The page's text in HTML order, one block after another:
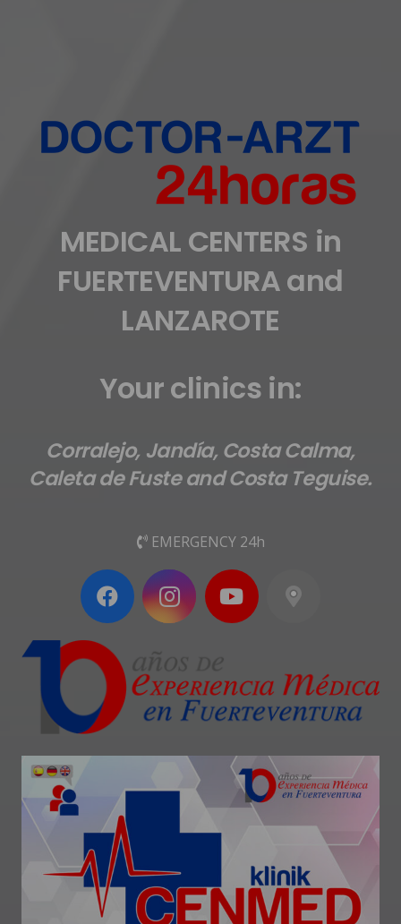
MEDICAL CENTERS in
FUERTEVENTURA and
LANZAROTE
Your clinics in:
Corralejo, Jandía, Costa Calma,
Caleta de Fuste and Costa Teguise.
EMERGENCY 24h